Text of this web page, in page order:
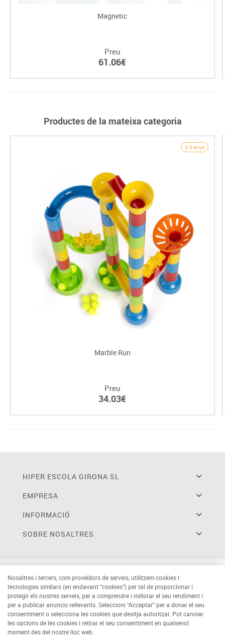
Magnetic
Preu
61.06€
Productes de la mateixa categoria
3-5 anys
Marble Run
Preu
34.03€
HIPER ESCOLA GIRONA SL
EMPRESA
INFORMACIÓ
SOBRE NOSALTRES
Nosaltres i tercers, com proveïdors de serveis, utilitzem cookies i
tecnologies similars (en endavant “cookies”) per tal de proporcionar i
protegir els nostres serveis, per a comprendre i millorar el seu rendiment i
per a publicar anuncis rellevants. Seleccioni “Acceptar” per a donar el seu
consentiment o selecciona les cookies que desitja autoritzar. Pot canviar
les opcions de les cookies i retirar el seu consentiment en qualsevol
moment des del nostre lloc web.